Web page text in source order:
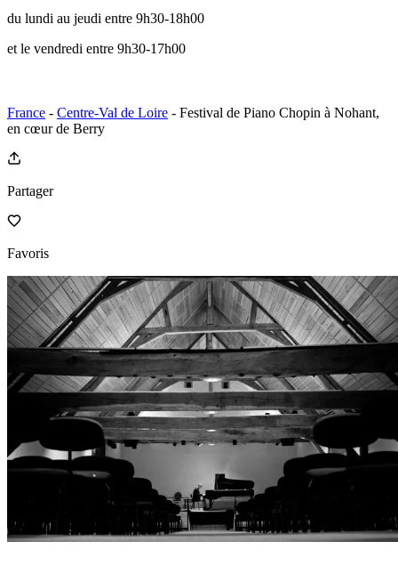
du lundi au jeudi entre 9h30-18h00
et le vendredi entre 9h30-17h00
France - Centre-Val de Loire - Festival de Piano Chopin à Nohant,
en cœur de Berry
Partager
Favoris